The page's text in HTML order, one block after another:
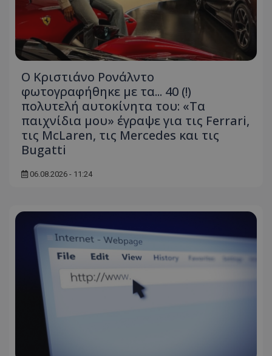
Ο Κριστιάνο Ρονάλντο
φωτογραφήθηκε με τα... 40 (!)
πολυτελή αυτοκίνητα του: «Τα
παιχνίδια μου» έγραψε για τις Ferrari,
τις McLaren, τις Mercedes και τις
Bugatti
06.08.2026 - 11:24